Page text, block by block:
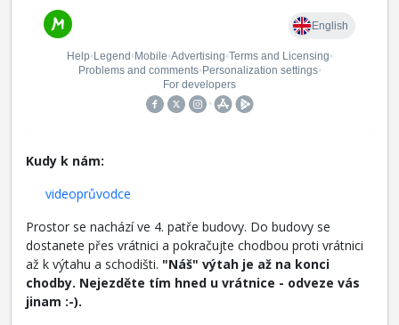
Kudy k nám:
videoprůvodce
Prostor se nachází ve 4. patře budovy. Do budovy se
dostanete přes vrátnici a pokračujte chodbou proti vrátnici
až k výtahu a schodišti. "Náš" výtah je až na konci
chodby. Nejezděte tím hned u vrátnice - odveze vás
jinam :-).